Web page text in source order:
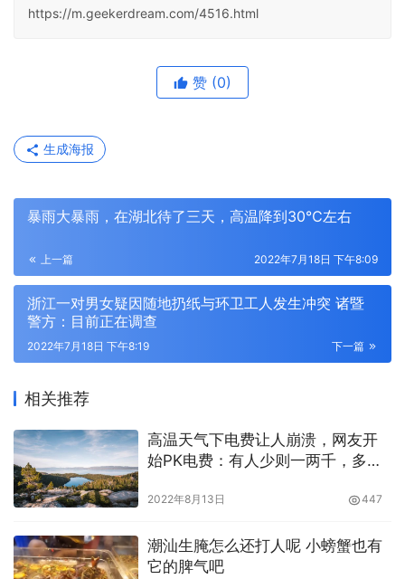
https://m.geekerdream.com/4516.html
赞 (0)
生成海报
暴雨大暴雨，在湖北待了三天，高温降到30℃左右
上一篇 2022年7月18日 下午8:09
浙江一对男女疑因随地扔纸与环卫工人发生冲突 诸暨
警方：目前正在调查
下一篇
2022年7月18日 下午8:19
相关推荐
高温天气下电费让人崩溃，网友开
始PK电费：有人少则一两千，多则
2022年8月13日 447
潮汕生腌怎么还打人呢 小螃蟹也有
它的脾气吧